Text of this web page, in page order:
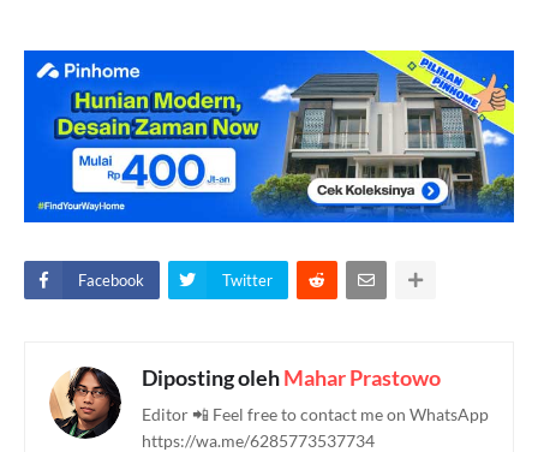
Facebook Twitter
Diposting olehMahar Prastowo
Editor 📲 Feel free to contact me on WhatsApp
https://wa.me/6285773537734